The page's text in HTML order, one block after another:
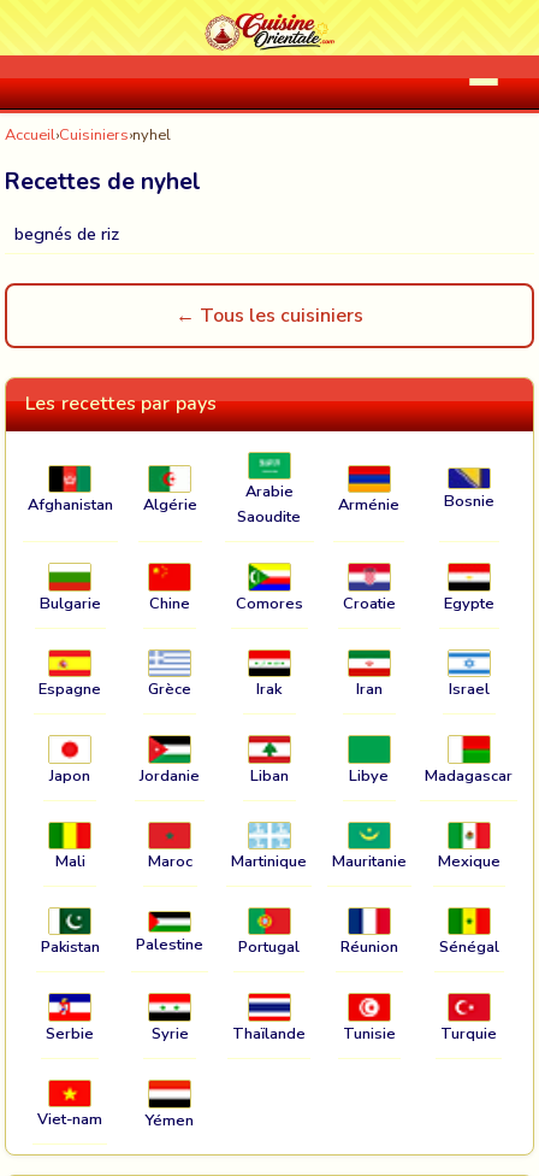
Accueil›Cuisiniers›nyhel
Recettes de nyhel
begnés de riz
← Tous les cuisiniers
Les recettes par pays
Afghanistan Algérie
Arabie
Saoudite
Arménie Bosnie
Bulgarie Chine Comores Croatie Egypte
Espagne Grèce Irak Iran Israel
Japon Jordanie Liban Libye Madagascar
Mali Maroc Martinique Mauritanie Mexique
Pakistan Palestine Portugal Réunion Sénégal
Serbie Syrie Thaïlande Tunisie Turquie
Viet-nam Yémen